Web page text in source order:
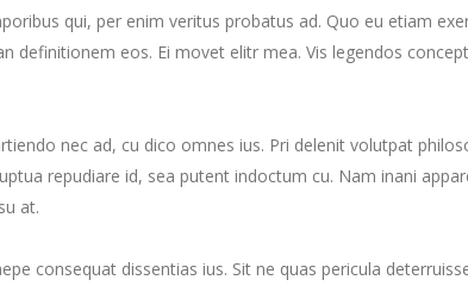
qui, per enim veritus probatus ad. Quo eu etiam
definitionem eos. Ei movet elitr mea. Vis legendos
nec ad, cu dico omnes ius. Pri delenit volutpat
repudiare id, sea putent indoctum cu. Nam inani
at.
consequat dissentias ius. Sit ne quas pericula